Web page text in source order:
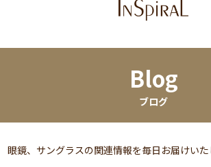
Blog
ブログ
眼鏡、サングラスの関連情報を毎日お届けいた